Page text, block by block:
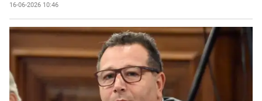
16-06-2026 10:46